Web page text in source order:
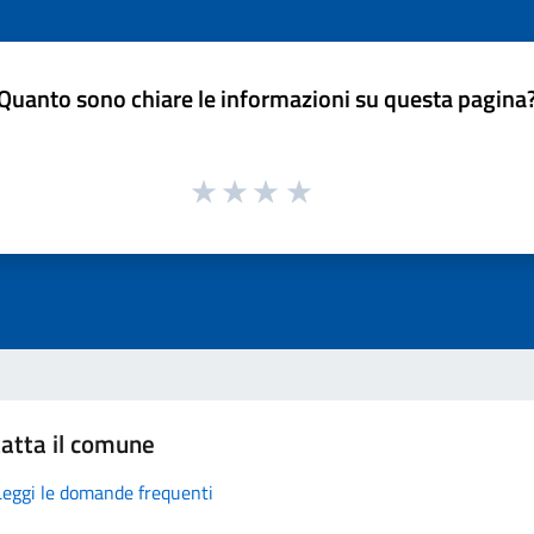
sono chiare le informazioni su questa
il comune
le domande frequenti